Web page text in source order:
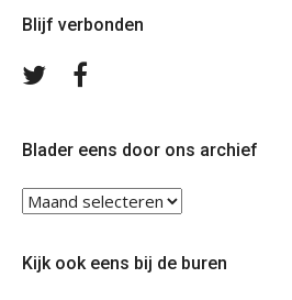
Blijf verbonden
Volg
Blader eens door ons archief
Blader
eens
ons
Kijk ook eens bij de buren